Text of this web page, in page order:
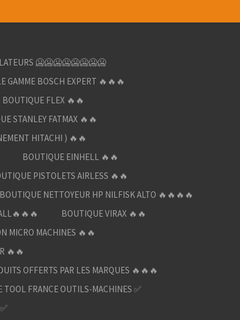
🥶🥶🥶🥶🥶🥶🥶🥶
GAMME BOSCH EXPERT 🔥🔥🔥
BOUTIQUE FLEX 🔥🔥
STANLEY FATMAX 🔥🔥
HITACHI ) 🔥🔥
BOUTIQUE EINHELL 🔥🔥
PISTOLETS AIRLESS 🔥🔥
BOUTIQUE NETTOYEUR HP NILFISK ALTO 🔥🔥🔥🔥
BOUTIQUE VIRAX 🔥🔥
MICRO MACHINES 🔥🔥
🔥🔥
OFFERTS PAR LES MARQUES 🔥🔥🔥
TOOL FRANCE OUTILS-MACHINES ✅